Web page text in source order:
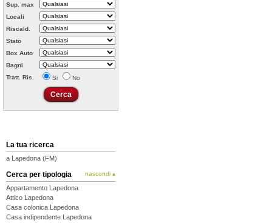
Sup. max
Locali
Riscald.
Stato
Box Auto
Bagni
Tratt. Ris.
Si No
La tua ricerca
a Lapedona (FM)
Cerca per tipologia nascondi ▴
Appartamento Lapedona
Attico Lapedona
Casa colonica Lapedona
Casa indipendente Lapedona